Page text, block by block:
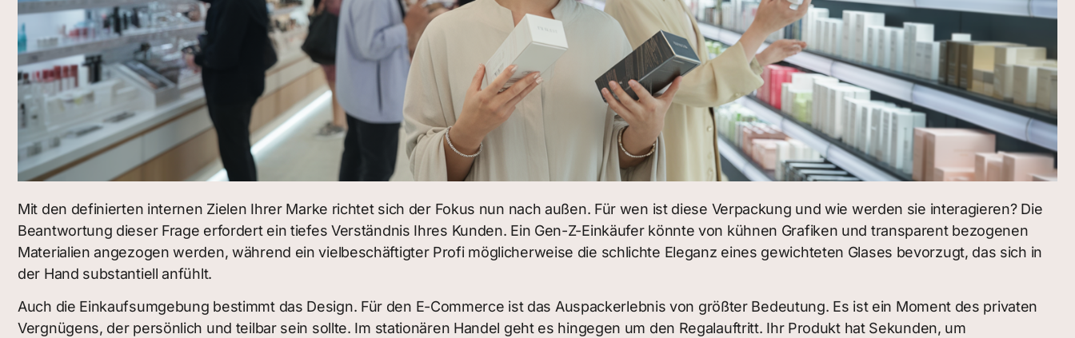
Mit den definierten internen Zielen Ihrer Marke richtet sich der Fokus nun nach außen. Für wen ist diese Verpackung und wie werden sie interagieren? Die
Beantwortung dieser Frage erfordert ein tiefes Verständnis Ihres Kunden. Ein Gen-Z-Einkäufer könnte von kühnen Grafiken und transparent bezogenen
Materialien angezogen werden, während ein vielbeschäftigter Profi möglicherweise die schlichte Eleganz eines gewichteten Glases bevorzugt, das sich in
der Hand substantiell anfühlt.
Auch die Einkaufsumgebung bestimmt das Design. Für den E-Commerce ist das Auspackerlebnis von größter Bedeutung. Es ist ein Moment des privaten
Vergnügens, der persönlich und teilbar sein sollte. Im stationären Handel geht es hingegen um den Regalauftritt. Ihr Produkt hat Sekunden, um